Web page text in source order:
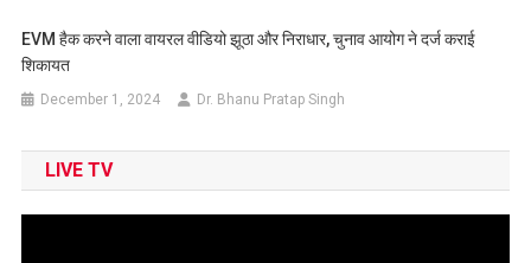
EVM हैक करने वाला वायरल वीडियो झूठा और निराधार, चुनाव आयोग ने दर्ज कराई
शिकायत
December 1, 2024 Dr. Bhanu Pratap Singh
LIVE TV